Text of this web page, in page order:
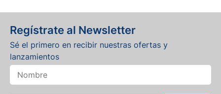
Regístrate al Newsletter
Sé el primero en recibir nuestras ofertas y
lanzamientos